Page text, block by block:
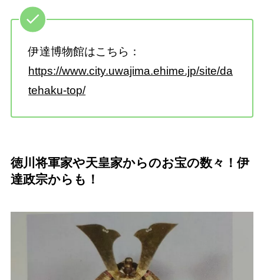
伊達博物館はこちら：
https://www.city.uwajima.ehime.jp/site/da
tehaku-top/
徳川将軍家や天皇家からのお宝の数々！伊
達政宗からも！